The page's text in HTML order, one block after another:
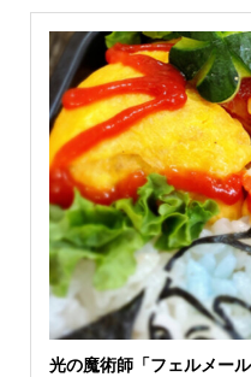
光の魔術師「フェルメー